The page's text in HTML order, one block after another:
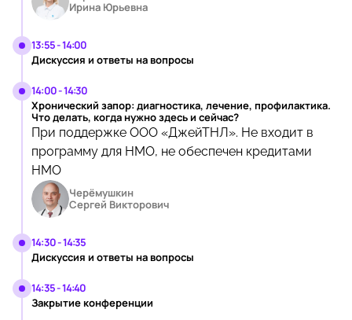
Ирина Юрьевна
13:55 - 14:00
Дискуссия и ответы на вопросы
14:00 - 14:30
Хронический запор: диагностика, лечение, профилактика.
Что делать, когда нужно здесь и сейчас?
При поддержке ООО «ДжейТНЛ». Не входит в
программу для НМО, не обеспечен кредитами
НМО
Черёмушкин
Сергей Викторович
14:30 - 14:35
Дискуссия и ответы на вопросы
14:35 - 14:40
Закрытие конференции